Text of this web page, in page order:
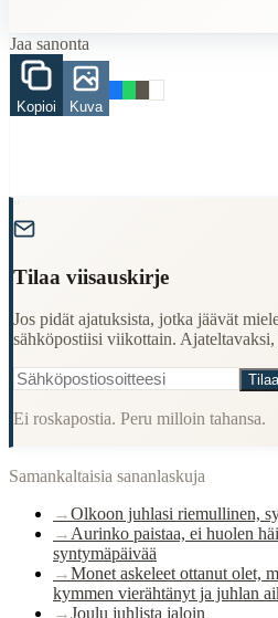
onnea
When to Use This Content
Cultural Context
Language:Finnish (suomi)
Origin:Finland
Period:Traditional folk wisdom
Jaa sanonta
Kopioi Kuva
Tilaa viisauskirje
Jos pidät ajatuksista, jotka jäävät
sähköpostiisi viikottain. Ajateltavaksi,
Ei roskapostia. Peru milloin tahansa.
Samankaltaisia sananlaskuja
→Olkoon juhlasi riemullinen,
→ Aurinko paistaa, ei huolen
syntymäpäivää
→Monet askeleet ottanut olet,
kymmen vierähtänyt ja juhlan
→Joulu juhlista jaloin